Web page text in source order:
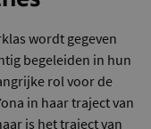
wordt gegeven
begeleiden in hun
rol voor de
in haar traject van
is het traject van